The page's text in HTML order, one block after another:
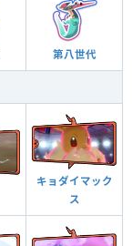
第八世代
キョダイマック
ス